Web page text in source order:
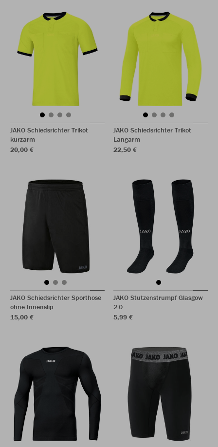
JAKO Schiedsrichter Trikot
kurzarm
20,00 €
JAKO Schiedsrichter Trikot
Langarm
22,50 €
JAKO Schiedsrichter Sporthose
ohne Innenslip
15,00 €
JAKO Stutzenstrumpf Glasgow
2.0
5,99 €